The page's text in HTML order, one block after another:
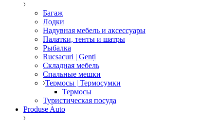
Багаж
Лодки
Надувная мебель и аксессуары
Палатки, тенты и шатры
Рыбалка
Rucsacuri | Genți
Складная мебель
Спальные мешки
Термосы | Термосумки
Термосы
Туристическая посуда
Produse Auto